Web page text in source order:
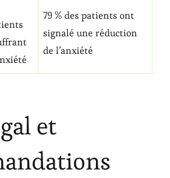
79 % des patients ont
signalé une réduction
de l’anxiété
et